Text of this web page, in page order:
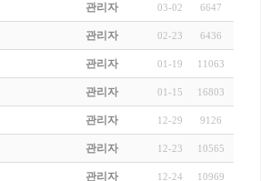
관리자 03-02 6647
관리자 02-23 6436
관리자 01-19 11063
관리자 01-15 16803
관리자 12-29 9126
관리자 12-23 10565
관리자 12-24 10969